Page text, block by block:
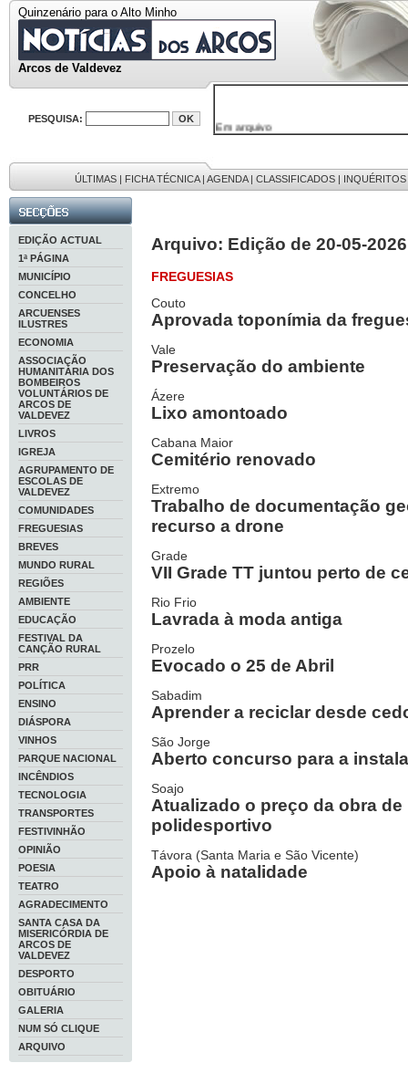
Quinzenário para o Alto Minho
Arcos de Valdevez
PESQUISA:
Em arquivo
32646 notícias
9886 mensagens
201 registos
ÚLTIMAS | FICHA TÉCNICA| AGENDA| CLASSIFICADOS | INQUÉRITOS
EDIÇÃO ACTUAL
1ª PÁGINA
MUNICÍPIO
CONCELHO
ARCUENSES
ILUSTRES
ECONOMIA
ASSOCIAÇÃO
HUMANITÁRIA DOS
BOMBEIROS
VOLUNTÁRIOS DE
ARCOS DE
VALDEVEZ
LIVROS
IGREJA
AGRUPAMENTO DE
ESCOLAS DE
VALDEVEZ
COMUNIDADES
FREGUESIAS
BREVES
MUNDO RURAL
REGIÕES
AMBIENTE
EDUCAÇÃO
FESTIVAL DA
CANÇÃO RURAL
PRR
POLÍTICA
ENSINO
DIÁSPORA
VINHOS
PARQUE NACIONAL
INCÊNDIOS
TECNOLOGIA
TRANSPORTES
FESTIVINHÃO
OPINIÃO
POESIA
TEATRO
AGRADECIMENTO
SANTA CASA DA
MISERICÓRDIA DE
ARCOS DE
VALDEVEZ
DESPORTO
OBITUÁRIO
GALERIA
NUM SÓ CLIQUE
ARQUIVO
Arquivo: Edição de 20-05-2026
FREGUESIAS
Couto
Aprovada toponímia da
Vale
Preservação do ambiente
Ázere
Lixo amontoado
Cabana Maior
Cemitério renovado
Extremo
Trabalho de documentação
recurso a drone
Grade
VII Grade TT juntou perto de
Rio Frio
Lavrada à moda antiga
Prozelo
Evocado o 25 de Abril
Sabadim
Aprender a reciclar desde
São Jorge
Aberto concurso para a
Soajo
Atualizado o preço da obra
polidesportivo
Távora (Santa Maria e São Vicente)
Apoio à natalidade